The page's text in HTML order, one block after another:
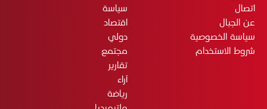
اتصال
عن الجبال
سياسة الخصوصية
شروط الاستخدام
سياسة
اقتصاد
دولي
مجتمع
تقارير
آراء
رياضة